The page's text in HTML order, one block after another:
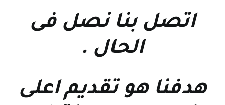
اتصل بنا نصل فى
الحال .
هدفنا هو تقديم اعلى